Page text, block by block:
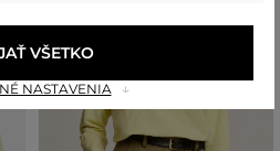
NASTAVENIA
VŠETKO